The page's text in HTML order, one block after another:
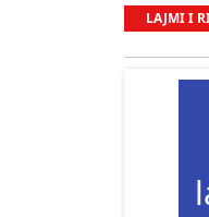
LAJMI I